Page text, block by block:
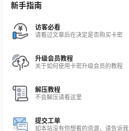
新手指南
访客必看
请看过文章后在决定是否购买卡密
升级会员教程
关于如何使用卡密升级会员的教程
解压教程
不会解压请看这里
提交工单
如本站没有你想看的资源，请告诉我